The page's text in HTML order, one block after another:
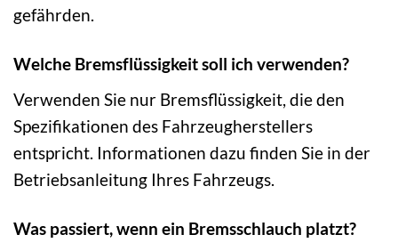
gefährden.
Welche Bremsflüssigkeit soll ich verwenden?
Verwenden Sie nur Bremsflüssigkeit, die den
Spezifikationen des Fahrzeugherstellers
entspricht. Informationen dazu finden Sie in der
Betriebsanleitung Ihres Fahrzeugs.
Was passiert, wenn ein Bremsschlauch platzt?